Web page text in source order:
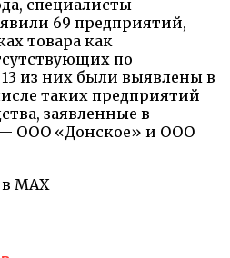
специалисты
69 предприятий,
товара как
по
из них были выявлены в
таких предприятий
заявленные в
— ООО «Донское» и ООО
MAX